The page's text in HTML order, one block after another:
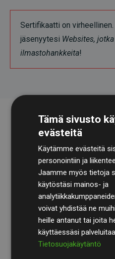
Sertifikaatti on
jäsenyytesi Websites,
ilmastohankkeita!
TilintarkastusyhtiöBDOkäy
laskelmamme ja
läpinäkyvyyden ja
Heidän tarkastuksensa
ilmastohankkeisiin
Tämä sivusto
evästeitä
Käytämme evästeitä
personointiin ja
Jaamme myös tietoja
käytöstäsi mainos- ja
voivat yhdistää ne
heille antanut tai joita
käyttäessäsi
Tietosuojakäytäntö